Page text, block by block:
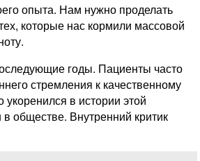
опыта. Нам нужно проделать
которые нас кормили массовой
годы. Пациенты часто
стремления к качественному
в истории этой
обществе. Внутренний критик